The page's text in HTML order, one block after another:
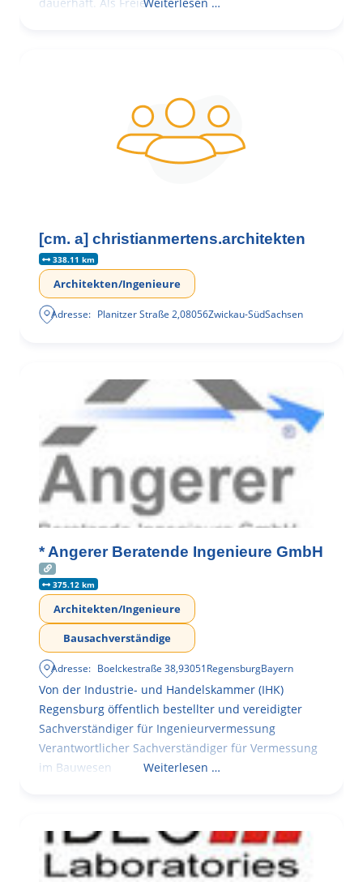
[cm. a] christianmertens.architekten
338.11 km
Architekten/Ingenieure
Adresse: Planitzer Straße 2,08056Zwickau-SüdSachsen
* Angerer Beratende Ingenieure GmbH
375.12 km
Architekten/Ingenieure
Bausachverständige
Adresse: Boelckestraße 38,93051RegensburgBayern
Von der Industrie- und Handelskammer (IHK)
Regensburg öffentlich bestellter und vereidigter
Sachverständiger für Ingenieurvermessung
Verantwortlicher Sachverständiger für Vermessung
im Bauwesen
Weiterlesen …